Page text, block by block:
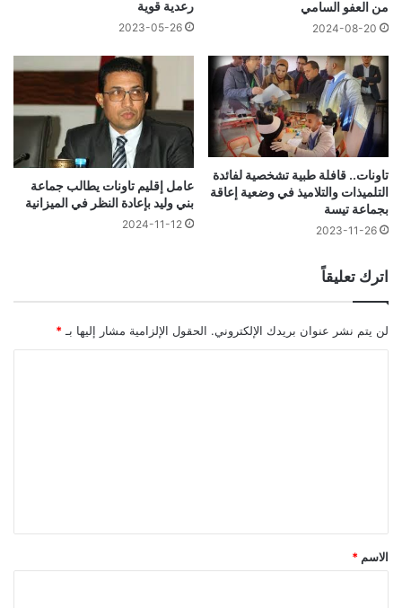
من العفو السامي
2024-08-20
رعدية قوية
2023-05-26
تاونات.. قافلة طبية تشخصية لفائدة
التلميذات والتلاميذ في وضعية إعاقة
بجماعة تيسة
2023-11-26
عامل إقليم تاونات يطالب جماعة
بني وليد بإعادة النظر في الميزانية
2024-11-12
اترك تعليقاً
لن يتم نشر عنوان بريدك الإلكتروني. الحقول الإلزامية مشار إليها بـ *
*
الاسم *